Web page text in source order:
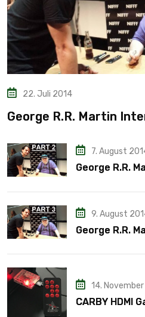
22. Juli 2014
George R.R. Martin
7. August
George R.R.
9. August
George R.R.
14.
CARBY HDMI